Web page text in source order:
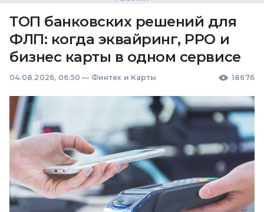
ТОП банковских решений для
ФЛП: когда эквайринг, РРО и
бизнес карты в одном сервисе
04.08.2026, 06:50 — Финтех и Карты 18676